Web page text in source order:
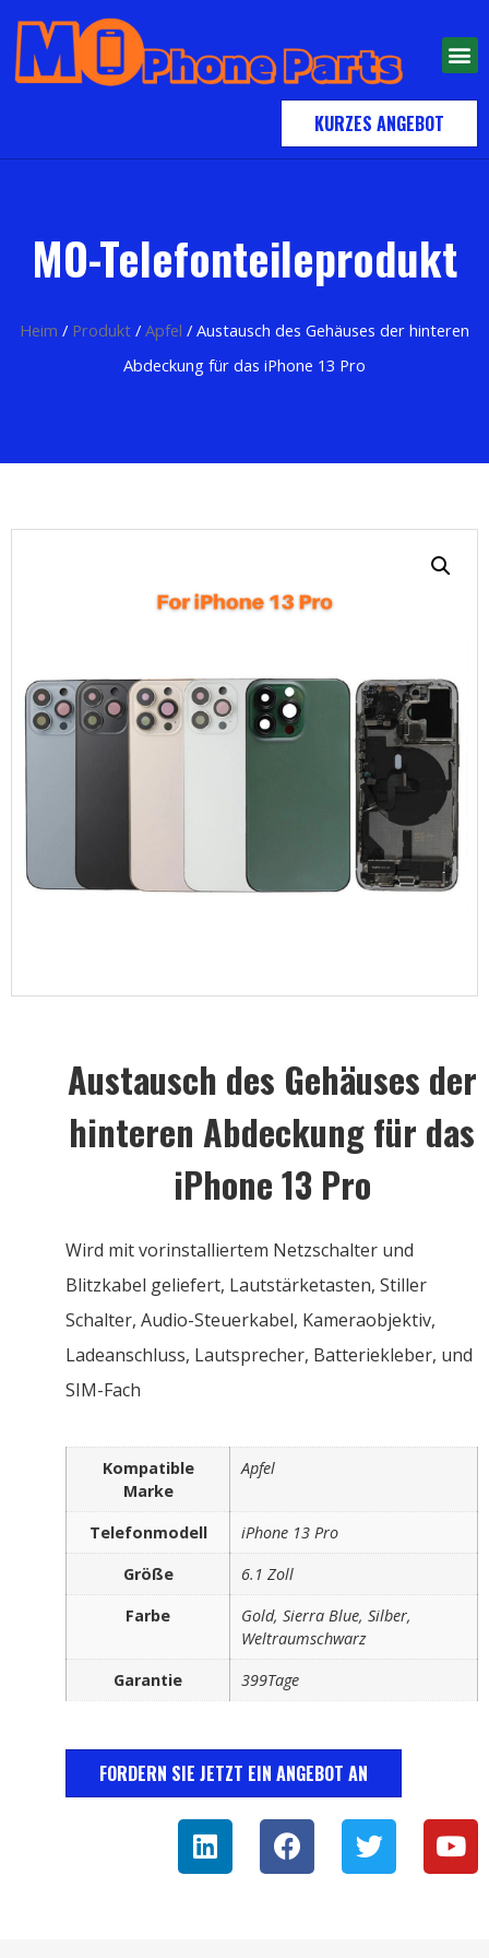
KURZES ANGEBOT
MO-Telefonteileprodukt
Heim / Produkt / Apfel / Austausch des Gehäuses der hinteren
Abdeckung für das iPhone 13 Pro
Austausch des Gehäuses der
hinteren Abdeckung für das
iPhone 13 Pro
Wird mit vorinstalliertem Netzschalter und
Blitzkabel geliefert, Lautstärketasten, Stiller
Schalter, Audio-Steuerkabel, Kameraobjektiv,
Ladeanschluss, Lautsprecher, Batteriekleber, und
SIM-Fach
Kompatible
Marke
Apfel
Telefonmodell
iPhone 13 Pro
Größe
6.1 Zoll
Farbe
Gold, Sierra Blue, Silber,
Weltraumschwarz
Garantie
399Tage
FORDERN SIE JETZT EIN ANGEBOT AN